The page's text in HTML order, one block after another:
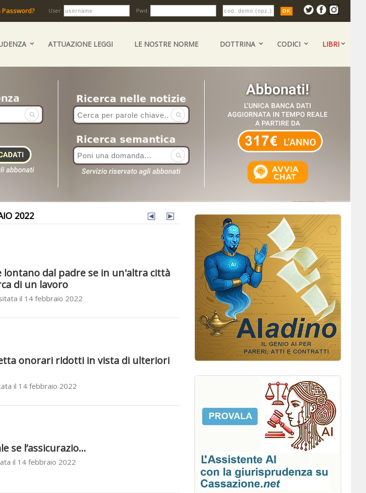
Password? User: Pwd:
ATTUAZIONE LEGGI LE NOSTRE NORME DOTTRINA CODICI LIBRI
2022
dal padre se in un'altra città
di un lavoro
il 14 febbraio 2022
onorari ridotti in vista di ulteriori
il 14 febbraio 2022
se l’assicurazio...
il 14 febbraio 2022